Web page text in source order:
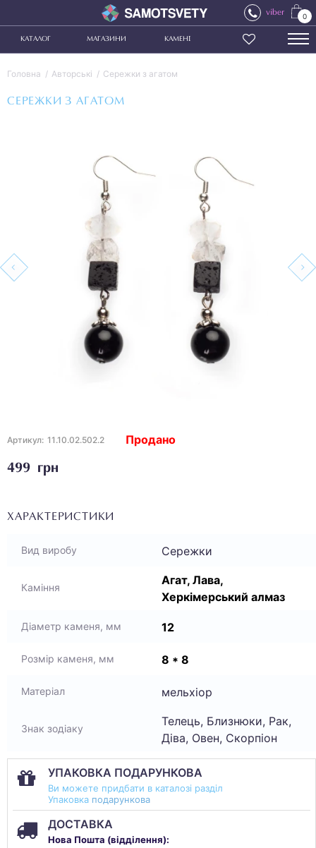
viber 0
КАТАЛОГ МАГАЗИНИ КАМЕНІ
Головна Авторські Сережки з агатом
СЕРЕЖКИ З АГАТОМ
Артикул: 11.10.02.502.2
499 грн
Продано
ХАРАКТЕРИСТИКИ
Вид виробу Сережки
Каміння
Агат, Лава,
Херкімерський алмаз
Діаметр каменя, мм 12
Розмір каменя, мм 8 * 8
Матеріал мельхіор
Знак зодіаку
Телець, Близнюки, Рак,
Діва, Овен, Скорпіон
УПАКОВКА ПОДАРУНКОВА
Ви можете придбати в каталозі разділ
Упаковка подарункова
ДОСТАВКА
Нова Пошта (відділення):